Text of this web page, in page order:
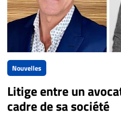
Nouvelles
Litige entre un
cadre de sa société